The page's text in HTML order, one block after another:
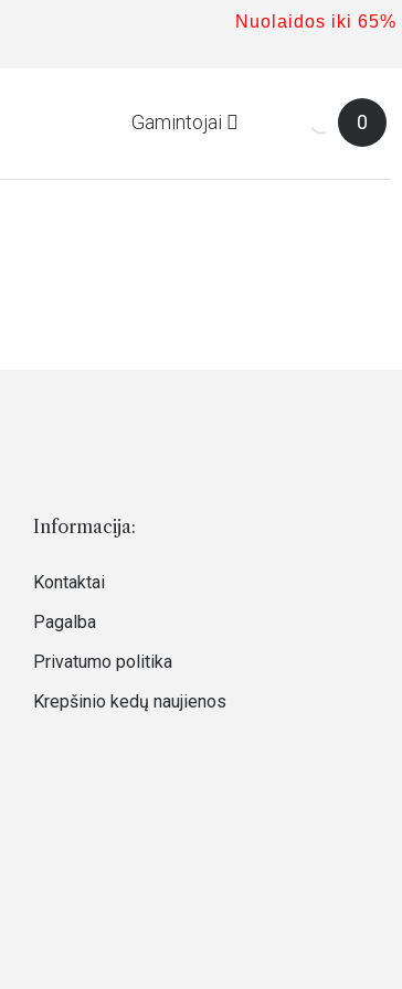
Nuolaidos iki 65%
Gamintojai 0
Informacija:
Kontaktai
Pagalba
Privatumo politika
Krepšinio kedų naujienos